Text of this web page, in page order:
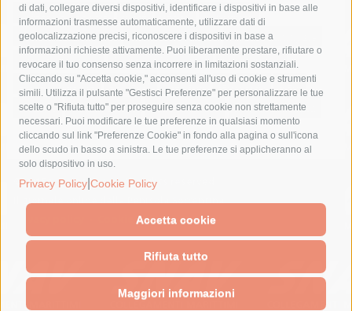
di dati, collegare diversi dispositivi, identificare i dispositivi in base alle
informazioni trasmesse automaticamente, utilizzare dati di
geolocalizzazione precisi, riconoscere i dispositivi in base a
informazioni richieste attivamente. Puoi liberamente prestare, rifiutare o
revocare il tuo consenso senza incorrere in limitazioni sostanziali.
Cliccando su "Accetta cookie," acconsenti all'uso di cookie e strumenti
simili. Utilizza il pulsante "Gestisci Preferenze" per personalizzare le tue
scelte o "Rifiuta tutto" per proseguire senza cookie non strettamente
necessari. Puoi modificare le tue preferenze in qualsiasi momento
cliccando sul link "Preferenze Cookie" in fondo alla pagina o sull'icona
dello scudo in basso a sinistra. Le tue preferenze si applicheranno al
solo dispositivo in uso.
Privacy Policy Cookie Policy
Accetta cookie
Rifiuta tutto
Maggiori informazioni
massimo coppola
Meta napoli
ordinanza
penisola sorrentina
piano di sorrento
polizia municipale
protezione civile
Regione Campania
sant'agnello
sindaco cuomo
sorrento studenti temporali
treni
turismo
Vico Equense villa fiorentino vincenzo de luca
© 2015 SorrentoPress. All rights reserved.
Il giornale online della Penisola Sorrentina
Cookie Policy